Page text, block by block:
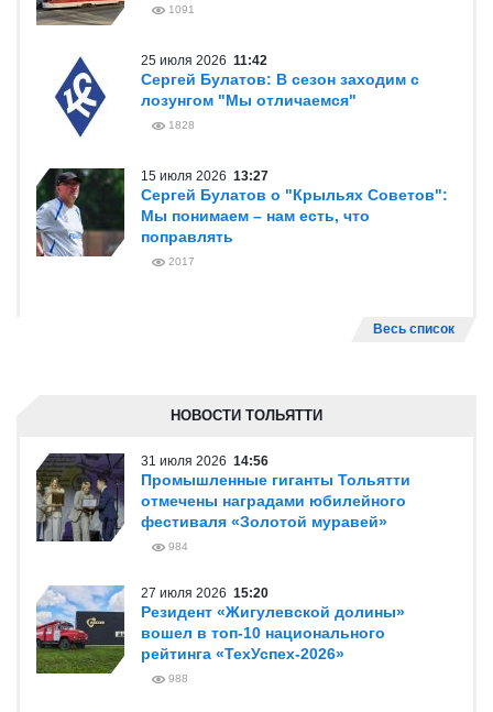
1091
25 июля 2026 11:42
Сергей Булатов: В сезон заходим с
лозунгом "Мы отличаемся"
1828
15 июля 2026 13:27
Сергей Булатов о "Крыльях Советов":
Мы понимаем – нам есть, что
поправлять
2017
Весь список
НОВОСТИ ТОЛЬЯТТИ
31 июля 2026 14:56
Промышленные гиганты Тольятти
отмечены наградами юбилейного
фестиваля «Золотой муравей»
984
27 июля 2026 15:20
Резидент «Жигулевской долины»
вошел в топ-10 национального
рейтинга «ТехУспех-2026»
988